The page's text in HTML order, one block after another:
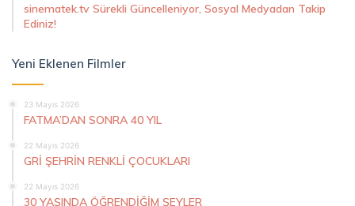
sinematek.tv Sürekli Güncelleniyor, Sosyal Medyadan Takip
Ediniz!
Yeni Eklenen Filmler
23 Mayıs 2026
FATMA’DAN SONRA 40 YIL
22 Mayıs 2026
GRİ ŞEHRİN RENKLİ ÇOCUKLARI
22 Mayıs 2026
30 YAŞINDA ÖĞRENDİĞİM ŞEYLER